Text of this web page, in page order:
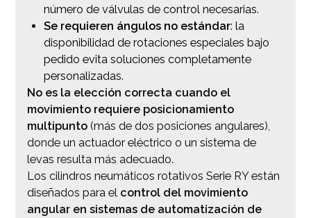
número de válvulas de control necesarias.
Se requieren ángulos no estándar: la
disponibilidad de rotaciones especiales bajo
pedido evita soluciones completamente
personalizadas.
No es la elección correcta cuando el
movimiento requiere posicionamiento
multipunto(más de dos posiciones angulares),
donde un actuador eléctrico o un sistema de
levas resulta más adecuado.
Los cilindros neumáticos rotativos Serie RY están
diseñados para el control del movimiento
angular en sistemas de automatización de